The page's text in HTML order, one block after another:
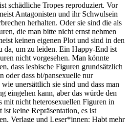
schädliche Tropes reproduziert. Vor
Antagonisten und ihr Schwulsein
herhalten. Oder sie sind die als
die man bitte nicht ernst nehmen
keinen eigenen Plot und sind in den
da, um zu leiden. Ein Happy-End ist
nicht vorgesehen. Man könnte
dass lesbische Figuren grundsätzlich
oder dass bi/pansexuelle nur
unersättlich sie sind und dass man
eingehen kann, aber das würde den
mit nicht heterosexuellen Figuren in
ist keine Repräsentation, es ist
Verlage und Leser*innen: Habt mehr